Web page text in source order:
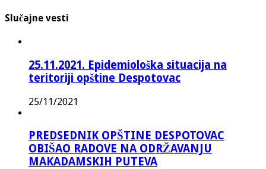
Slučajne vesti
25.11.2021. Epidemiološka situacija na
teritoriji opštine Despotovac
25/11/2021
PREDSEDNIK OPŠTINE DESPOTOVAC
OBIŠAO RADOVE NA ODRŽAVANJU
MAKADAMSKIH PUTEVA